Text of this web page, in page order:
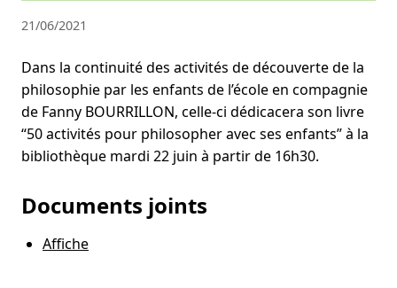
21/06/2021
Dans la continuité des activités de découverte de la
philosophie par les enfants de l’école en compagnie
de Fanny BOURRILLON, celle-ci dédicacera son livre
“50 activités pour philosopher avec ses enfants” à la
bibliothèque mardi 22 juin à partir de 16h30.
Documents joints
Affiche